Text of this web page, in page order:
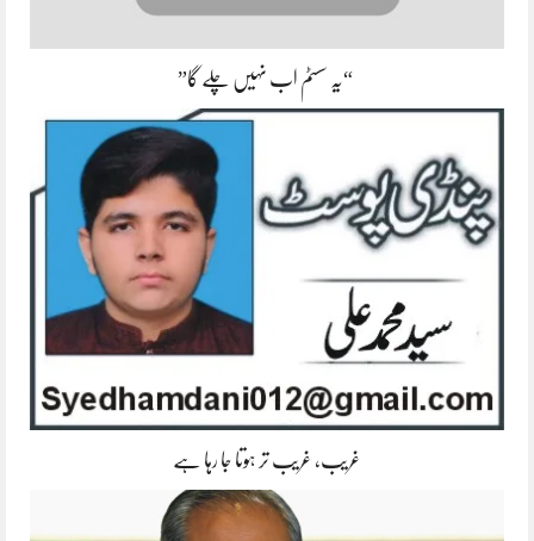
“یہ سسٹم اب نہیں چلے گا”
غریب، غریب تر ہوتا جا رہا ہے